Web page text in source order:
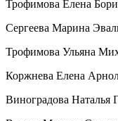
Трофимова Елена
Сергеева Марина
Трофимова Ульяна
Коржнева Елена
Виноградова Наталья